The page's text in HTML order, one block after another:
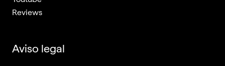
Reviews
Aviso legal